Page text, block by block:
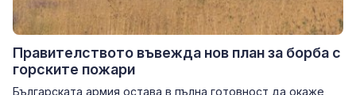
Правителството въвежда нов план за борба с
горските пожари
Българската армия остава в пълна готовност да окаже